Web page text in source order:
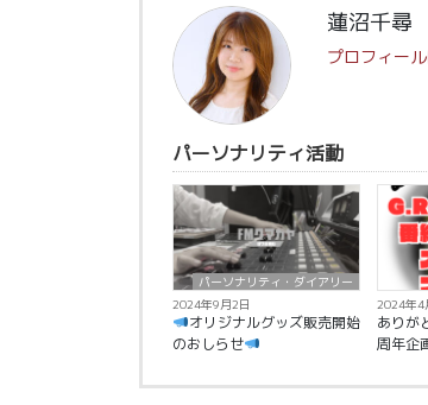
蓮沼千尋
プロフィー
パーソナリティ活動
パーソナリティ・ダイアリー
2024年9月2日
オリジナルグッズ販売開始
のおしらせ
2024年4
ありが
周年企